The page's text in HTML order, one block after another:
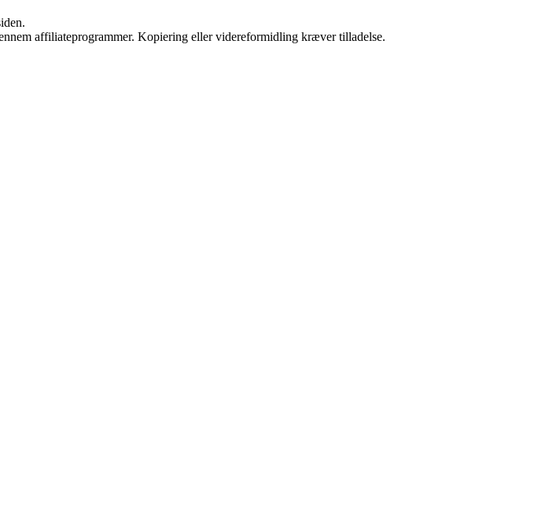
affiliateprogrammer. Kopiering eller videreformidling kræver tilladelse.